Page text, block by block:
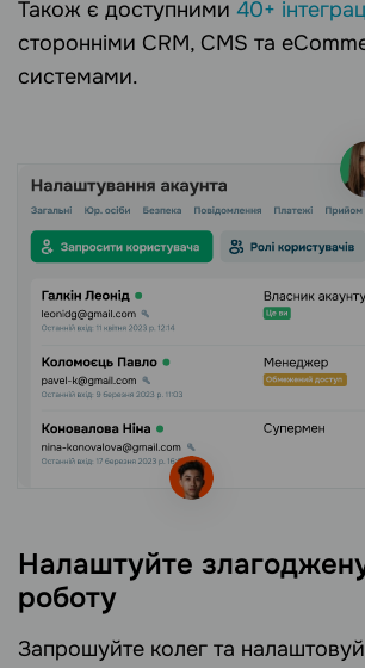
Також є доступними 40+
сторонніми CRM, CMS та
системами.
Налаштуйте
роботу
Запрошуйте колег та